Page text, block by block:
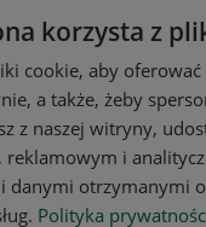
korzysta z
cookie, aby oferować
a także, żeby
z naszej witryny,
reklamowym i
danymi otrzymanymi
Polityka